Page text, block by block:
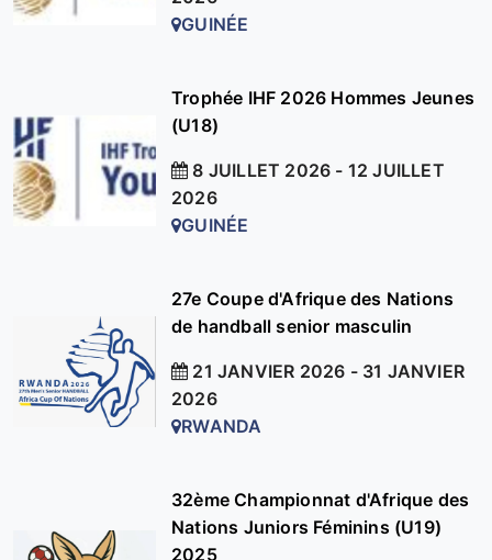
GUINÉE
Trophée IHF 2026 Hommes Jeunes
(U18)
8 JUILLET 2026 - 12 JUILLET
2026
GUINÉE
27e Coupe d'Afrique des Nations
de handball senior masculin
21 JANVIER 2026 - 31 JANVIER
2026
RWANDA
32ème Championnat d'Afrique des
Nations Juniors Féminins (U19)
2025